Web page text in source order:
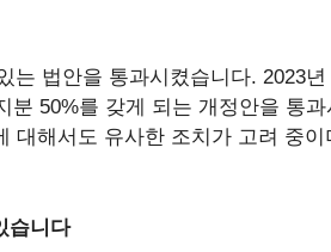
법안을 통과시켰습니다. 2023
50%를 갖게 되는 개정안을 통
대해서도 유사한 조치가 고려 중이
습니다